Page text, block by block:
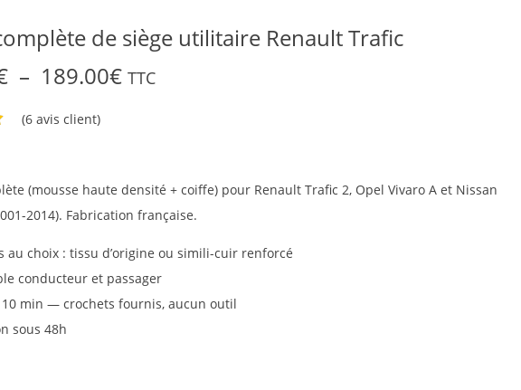
de siège utilitaire Renault Trafic
– 189.00€ TTC
(6 avis client)
(mousse haute densité + coiffe) pour Renault Trafic 2, Opel Vivaro A et Nissan
2014). Fabrication française.
au choix : tissu d’origine ou simili-cuir renforcé
conducteur et passager
10 min — crochets fournis, aucun outil
sous 48h